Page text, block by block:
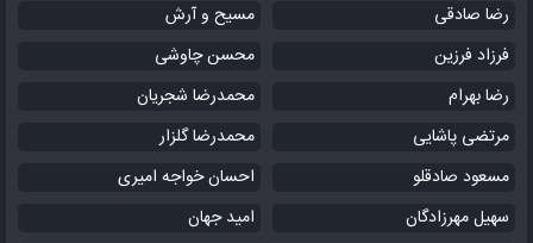
رضا صادقی
مسیح و آرش
فرزاد فرزین
محسن چاوشی
رضا بهرام
محمدرضا شجریان
مرتضی پاشایی
محمدرضا گلزار
مسعود صادقلو
احسان خواجه امیری
سهیل مهرزادگان
امید جهان